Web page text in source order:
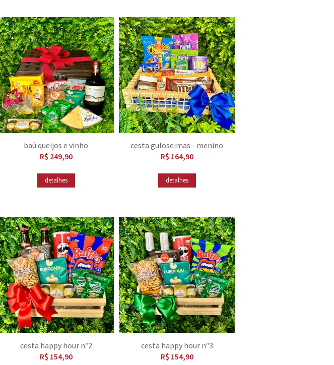
baú queijos e vinho
R$ 249,90
detalhes
cesta guloseimas - menino
R$ 164,90
detalhes
cesta happy hour nº2
R$ 154,90
cesta happy hour nº3
R$ 154,90